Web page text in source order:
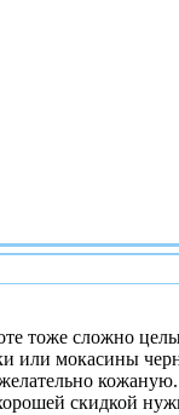
тоже сложно
или мокасины
скидкой